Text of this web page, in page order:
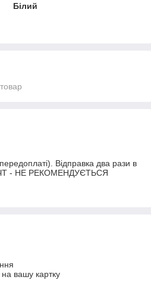
Білий
Відправка два рази в
ЧТ - НЕ РЕКОМЕНДУЄТЬСЯ
вашу картку